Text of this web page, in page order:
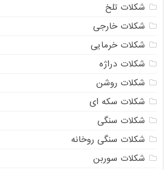
شکلات تلخ
شکلات خارجی
شکلات خرمایی
شکلات دراژه
شکلات روشن
شکلات سکه ای
شکلات سنگی
شکلات سنگی روخانه
شکلات سوربن